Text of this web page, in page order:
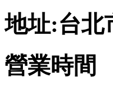
地址:台北
營業時間